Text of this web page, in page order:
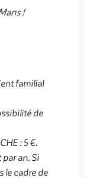
!
familial
de
: 5 €.
an. Si
le cadre de